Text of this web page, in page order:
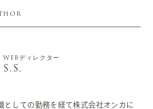
WEBディレクター
S.S.
としての勤務を経て株式会社オンカに